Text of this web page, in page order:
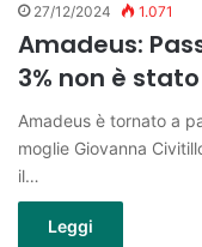
27/12/2024 1.071
Amadeus:
3% non è
Amadeus è tornato a
moglie Giovanna
il…
Leggi